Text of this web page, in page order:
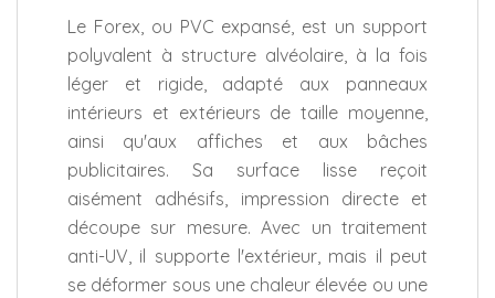
Le Forex, ou PVC expansé, est un support
polyvalent à structure alvéolaire, à la fois
léger et rigide, adapté aux panneaux
intérieurs et extérieurs de taille moyenne,
ainsi qu'aux affiches et aux bâches
publicitaires. Sa surface lisse reçoit
aisément adhésifs, impression directe et
découpe sur mesure. Avec un traitement
anti-UV, il supporte l'extérieur, mais il peut
se déformer sous une chaleur élevée ou une